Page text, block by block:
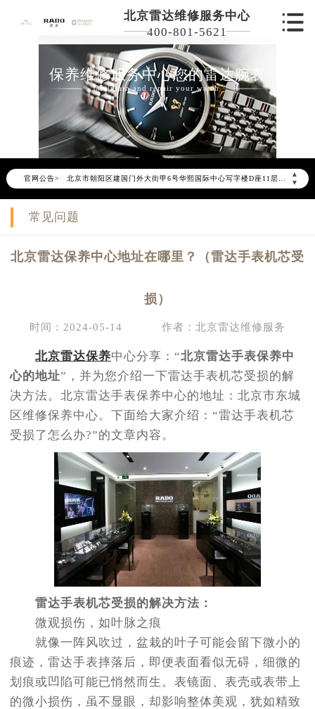
北京雷达维修服务中心
400-801-5621
保养维修服务中心您的雷达腕表
Maintain and repair your watch
官网公告>
▲
▼
2026年6月雷达北京市售后服务网络优化升级公告
2026年6月北京市雷达官方售后客户服务热线：400-801-5621
2026年6月雷达售后服务中心最新网点地址：
北京市东城区东长安街1号东方广场写字楼W3座6层602室（需提前预约）
北京市朝阳区建国门外大街甲6号华熙国际中心D座11层1102室雷达售后服务中心（需提前预约）
常见问题
北京雷达保养中心地址在哪里？（雷达手表机芯受
损）
时间：2024-05-14 作者：北京雷达维修服务
北京雷达保养中心分享：“北京雷达手表保养中
心的地址”，并为您介绍一下雷达手表机芯受损的解
决方法。北京雷达手表保养中心的地址：北京市东城
区维修保养中心。下面给大家介绍：“雷达手表机芯
受损了怎么办?”的文章内容。
雷达手表机芯受损的解决方法：
微观损伤，如叶脉之痕
就像一阵风吹过，盆栽的叶子可能会留下微小的
痕迹，雷达手表摔落后，即便表面看似无碍，细微的
划痕或凹陷可能已悄然而生。表镜面、表壳或表带上
的微小损伤，虽不显眼，却影响整体美观，犹如精致